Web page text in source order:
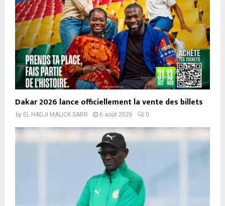
Dakar 2026 lance officiellement la vente des billets
by EL HADJI MALICK SARR 6 août 2026 0